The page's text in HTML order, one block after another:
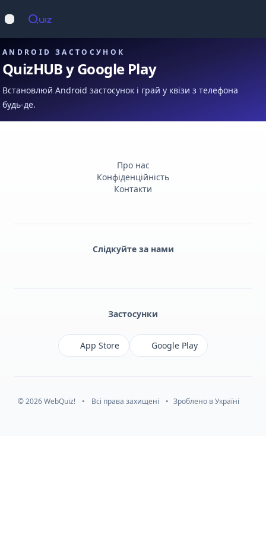
Відкрити меню
ANDROID ЗАСТОСУНОК
QuizHUB у Google Play
Встановлюй Android застосунок і грай у квізи з телефона
будь-де.
Про нас
Конфіденційність
Контакти
Слідкуйте за нами
Застосунки
App Store Google Play
© 2026 WebQuiz! • Всі права захищені • Зроблено в Україні